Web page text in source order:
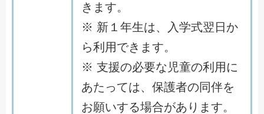
きます。
※ 新１年生は、入学式翌日か
ら利用できます。
※ 支援の必要な児童の利用に
あたっては、保護者の同伴を
お願いする場合があります。